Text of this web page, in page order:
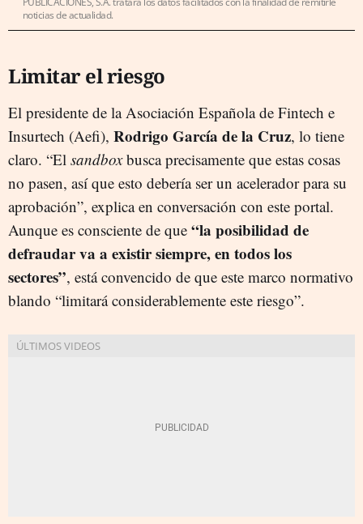
noticias de actualidad.
Limitar el riesgo
El presidente de la Asociación Española de Fintech e
Insurtech (Aefi), Rodrigo García de la Cruz, lo tiene
claro. “El sandboxbusca precisamente que estas cosas
no pasen, así que esto debería ser un acelerador para su
aprobación”, explica en conversación con este portal.
Aunque es consciente de que “la posibilidad de
defraudar va a existir siempre, en todos los
sectores”, está convencido de que este marco normativo
blando “limitará considerablemente este riesgo”.